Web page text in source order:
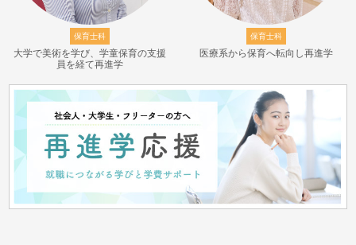
保育士科
大学で美術を学び、学童保育の支援
員を経て再進学
保育士科
医療系から保育へ転向し再進学